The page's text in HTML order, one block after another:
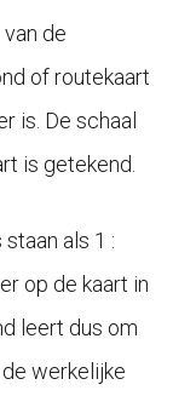
de
of routekaart
is. De schaal
is getekend.
als 1 :
op de kaart in
leert dus om
werkelijke